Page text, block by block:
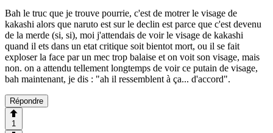
Bah le truc que je trouve pourrie, c'est de motrer le visage de
kakashi alors que naruto est sur le declin est parce que c'est devenu
de la merde (si, si), moi j'attendais de voir le visage de kakashi
quand il ets dans un etat critique soit bientot mort, ou il se fait
exploser la face par un mec trop balaise et on voit son visage, mais
non. on a attendu tellement longtemps de voir ce putain de visage,
bah maintenant, je dis : "ah il ressemblent à ça... d'accord".
Répondre
1